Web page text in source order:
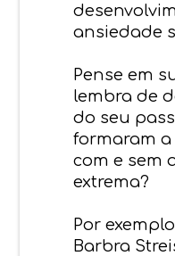
ansiedade
Pense em
lembra de
do seu
formaram
com e sem
extrema?
Por
Barbra